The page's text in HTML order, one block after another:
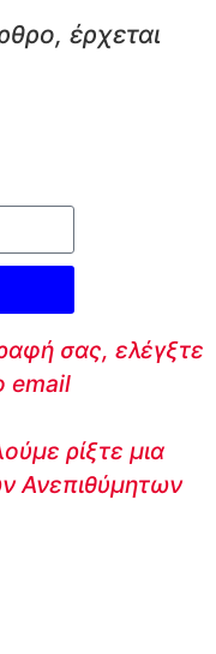
έρχεται
σας, ελέγξτε
email
ρίξτε μια
Ανεπιθύμητων